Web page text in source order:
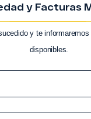
y Facturas
y te
disponibles.